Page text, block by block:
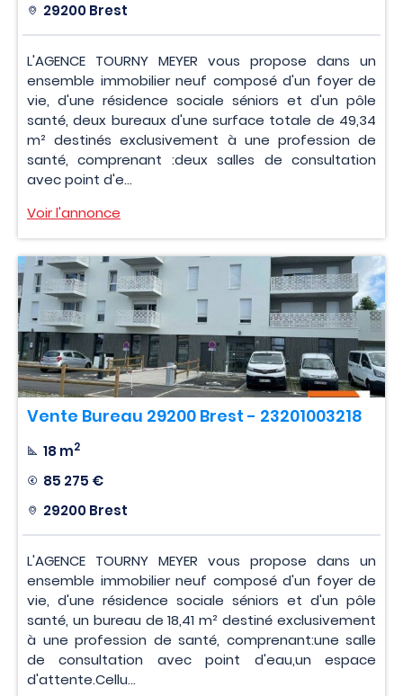
29200 Brest
L'AGENCE TOURNY MEYER vous propose dans un
ensemble immobilier neuf composé d'un foyer de
vie, d'une résidence sociale séniors et d'un pôle
santé, deux bureaux d'une surface totale de 49,34
m² destinés exclusivement à une profession de
santé, comprenant :deux salles de consultation
avec point d'e...
Voir l'annonce
Vente Bureau 29200 Brest - 23201003218
18 m2
85 275 €
29200 Brest
L'AGENCE TOURNY MEYER vous propose dans un
ensemble immobilier neuf composé d'un foyer de
vie, d'une résidence sociale séniors et d'un pôle
santé, un bureau de 18,41 m² destiné exclusivement
à une profession de santé, comprenant:une salle
de consultation avec point d'eau,un espace
d'attente.Cellu...